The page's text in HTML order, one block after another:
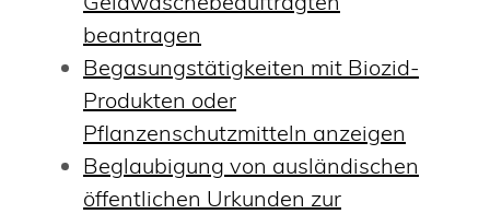
beantragen
Begasungstätigkeiten mit Biozid-
Produkten oder
Pflanzenschutzmitteln anzeigen
Beglaubigung von ausländischen
öffentlichen Urkunden zur